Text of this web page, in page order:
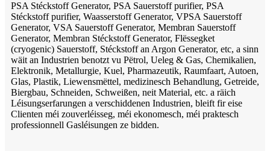
PSA Stéckstoff Generator, PSA Sauerstoff purifier, PSA
Stéckstoff purifier, Waasserstoff Generator, VPSA Sauerstoff
Generator, VSA Sauerstoff Generator, Membran Sauerstoff
Generator, Membran Stéckstoff Generator, Flëssegket
(cryogenic) Sauerstoff, Stéckstoff an Argon Generator, etc, a sinn
wäit an Industrien benotzt vu Pëtrol, Ueleg & Gas, Chemikalien,
Elektronik, Metallurgie, Kuel, Pharmazeutik, Raumfaart, Autoen,
Glas, Plastik, Liewensmëttel, medizinesch Behandlung, Getreide,
Biergbau, Schneiden, Schweißen, neit Material, etc. a räich
Léisungserfarungen a verschiddenen Industrien, bleift fir eise
Clienten méi zouverléisseg, méi ekonomesch, méi praktesch
professionnell Gasléisungen ze bidden.